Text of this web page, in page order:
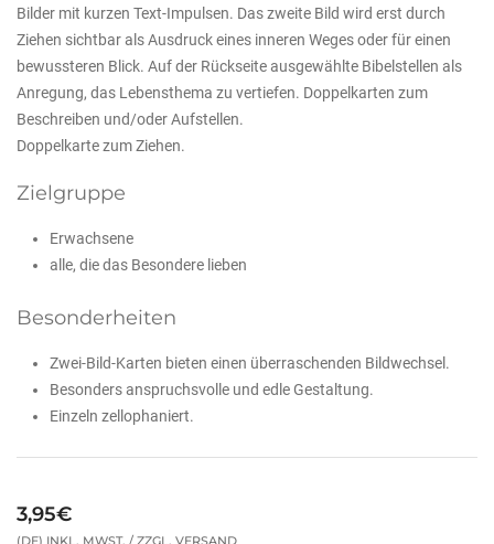
Bilder mit kurzen Text-Impulsen. Das zweite Bild wird erst durch
Ziehen sichtbar als Ausdruck eines inneren Weges oder für einen
bewussteren Blick. Auf der Rückseite ausgewählte Bibelstellen als
Anregung, das Lebensthema zu vertiefen. Doppelkarten zum
Beschreiben und/oder Aufstellen.
Doppelkarte zum Ziehen.
Zielgruppe
Erwachsene
alle, die das Besondere lieben
Besonderheiten
Zwei-Bild-Karten bieten einen überraschenden Bildwechsel.
Besonders anspruchsvolle und edle Gestaltung.
Einzeln zellophaniert.
3,95€
(DE) INKL. MWST. / ZZGL. VERSAND